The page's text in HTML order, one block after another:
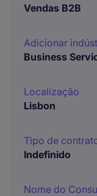
Vendas B2B
Adicionar
Business
Localização
Lisbon
Tipo de
Indefinido
Nome do